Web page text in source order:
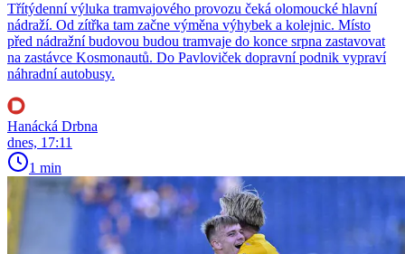
Třítýdenní výluka tramvajového provozu čeká olomoucké hlavní
nádraží. Od zítřka tam začne výměna výhybek a kolejnic. Místo
před nádražní budovou budou tramvaje do konce srpna zastavovat
na zastávce Kosmonautů. Do Pavloviček dopravní podnik vypraví
náhradní autobusy.
Hanácká Drbna
dnes, 17:11
1 min